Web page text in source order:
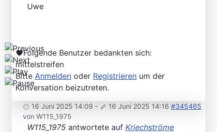
Uwe
Folgende Benutzer bedankten sich:
mittelstreifen
Bitte Anmelden oder Registrieren um der
Konversation beizutreten.
16 Juni 2025 14:09 - 16 Juni 2025 14:16 #345465
von W115_1975
W115_1975 antwortete auf Kriechströme